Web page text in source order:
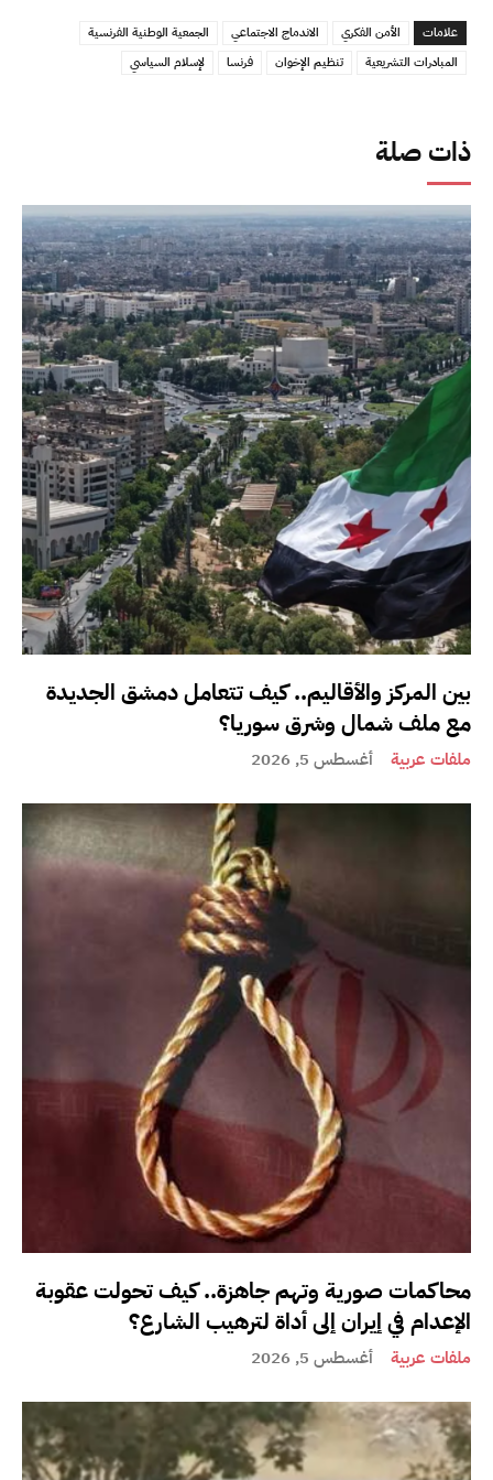
ذات صلة
بين المركز والأقاليم.. كيف تتعامل دمشق الجديدة
مع ملف شمال وشرق سوريا؟
ملفات عربية أغسطس 5, 2026
محاكمات صورية وتهم جاهزة.. كيف تحولت عقوبة
الإعدام في إيران إلى أداة لترهيب الشارع؟
ملفات عربية أغسطس 5, 2026
علامات الأمن الفكري الاندماج الاجتماعي
الجمعية الوطنية الفرنسية
المبادرات التشريعية
تنظيم الإخوان فرنسا لإسلام السياسي